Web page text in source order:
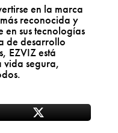
en la marca
reconocida y
en sus tecnologías
de desarrollo
EZVIZ está
segura,